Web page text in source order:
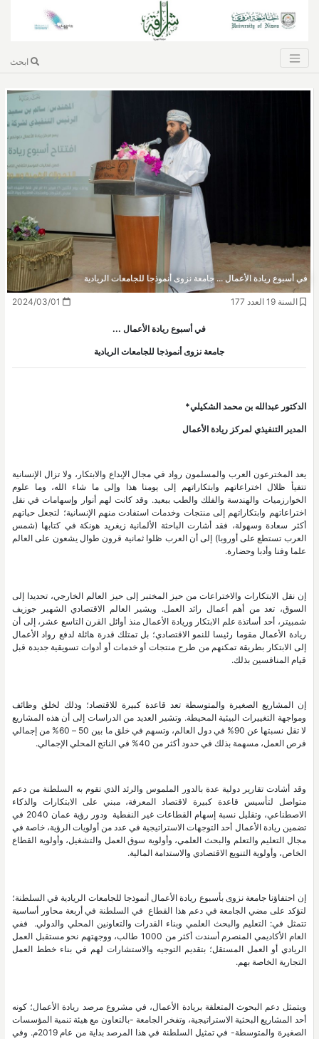
ابحث
في أسبوع ريادة الأعمال ... جامعة نزوى أنموذجا للجامعات الريادية
السنة 19 العدد 177
في أسبوع ريادة الأعمال ...
جامعة نزوى أنموذجا للجامعات الريادية
الدكتور عبدالله بن محمد الشكيلي*
المدير التنفيذي لمركز ريادة الأعمال
يعد المخترعون العرب والمسلمون رواد في مجال الإبداع والابتكار، ولا تزال الإنسانية
تتفيأ ظلال اختراعاتهم وابتكاراتهم إلى يومنا هذا وإلى ما شاء الله، وما علوم
الخوارزميات والهندسة والفلك والطب ببعيد. وقد كانت لهم أنوار وإسهامات في نقل
اختراعاتهم وابتكاراتهم إلى منتجات وخدمات استفادت منهم الإنسانية؛ لتجعل حياتهم
أكثر سعادة وسهولة، فقد أشارت الباحثة الألمانية زيغريد هونكة في كتابها (شمس
العرب تستطع على أوروبا) إلى أن العرب ظلوا ثمانية قرون طوال يشعون على العالم
علما وفنا وأدبا وحضارة.
إن نقل الابتكارات والاختراعات من حيز المختبر إلى حيز العالم الخارجي، تحديدا إلى
السوق، تعد من أهم أعمال رائد العمل. ويشير العالم الاقتصادي الشهير جوزيف
شمبيتر، أحد أساتذة علم الابتكار وريادة الأعمال منذ أوائل القرن التاسع عشر، إلى أن
ريادة الأعمال مقوما رئيسا للنمو الاقتصادي؛ بل تمتلك قدرة هائلة لدفع رواد الأعمال
إلى الابتكار بطريقة تمكنهم من طرح منتجات أو خدمات أو أدوات تسويقية جديدة قبل
قيام المنافسين بذلك.
إن المشاريع الصغيرة والمتوسطة تعد قاعدة كبيرة للاقتصاد؛ وذلك لخلق وظائف
ومواجهة التغييرات البيئية المحيطة. وتشير العديد من الدراسات إلى أن هذه المشاريع
لا تقل نسبتها عن 90% في دول العالم، وتسهم في خلق ما بين 50 – 60% من إجمالي
فرص العمل، مسهمة بذلك في حدود أكثر من 40% في الناتج المحلي الإجمالي.
وقد أشادت تقارير دولية عدة بالدور الملموس والرئد الذي تقوم به السلطنة من دعم
متواصل لتأسيس قاعدة كبيرة لاقتصاد المعرفة، مبني على الابتكارات والذكاء
الاصطناعي، وتقليل نسبة إسهام القطاعات غير النفطية ودور رؤية عمان 2040 في
تضمين ريادة الأعمال أحد التوجهات الاستراتيجية في عدد من أولويات الرؤية، خاصة في
مجال التعليم والتعلم والبحث العلمي، وأولوية سوق العمل والتشغيل، وأولوية القطاع
الخاص، وأولوية التنويع الاقتصادي والاستدامة المالية.
إن احتفاؤنا جامعة نزوى بأسبوع ريادة الأعمال أنموذجا للجامعات الريادية في السلطنة؛
لتؤكد على مضي الجامعة في دعم هذا القطاع في السلطنة في أربعة محاور أساسية
تتمثل في: التعليم والبحث العلمي وبناء القدرات والتعاونين المحلي والدولي. ففي
العام الأكاديمي المنصرم أسندت أكثر من 1000 طالب، ووجهتهم نحو مستقبل العمل
الريادي أو العمل المستقل؛ بتقديم التوجيه والاستشارات لهم في بناء خطط العمل
التجارية الخاصة بهم.
ويتمثل دعم البحوث المتعلقة بريادة الأعمال، في مشروع مرصد ريادة الأعمال؛ كونه
أحد المشاريع البحثية الاستراتيجية، وتفخر الجامعة -بالتعاون مع هيئة تنمية المؤسسات
الصغيرة والمتوسطة- في تمثيل السلطنة في هذا المرصد بداية من عام 2019م. وفي